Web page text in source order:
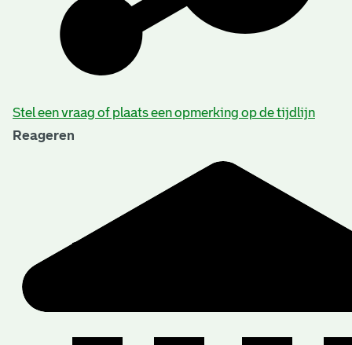
Stel een vraag of plaats een opmerking op de tijdlijn
Reageren